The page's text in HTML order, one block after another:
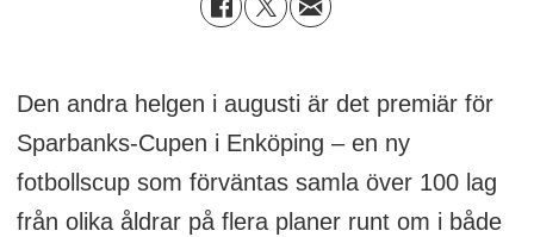
Den andra helgen i augusti är det premiär för
Sparbanks-Cupen i Enköping – en ny
fotbollscup som förväntas samla över 100 lag
från olika åldrar på flera planer runt om i både